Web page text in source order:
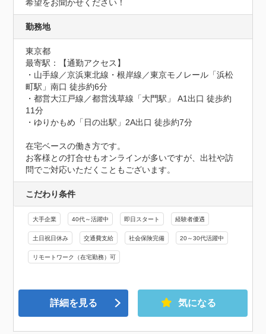
希望をお聞かせください！
勤務地
東京都
最寄駅：【通勤アクセス】
・山手線／京浜東北線・根岸線／東京モノレール「浜松
町駅」南口 徒歩約6分
・都営大江戸線／都営浅草線「大門駅」 A1出口 徒歩約
11分
・ゆりかもめ「日の出駅」2A出口 徒歩約7分
在宅ベースの働き方です。
お客様との打合せもオンラインが多いですが、出社や訪
問でご対応いただくこともございます。
こだわり条件
大手企業 40代～活躍中 即日スタート 経験者優遇
土日祝日休み 交通費支給 社会保険完備 20～30代活躍中
リモートワーク（在宅勤務）可
詳細を見る 気になる